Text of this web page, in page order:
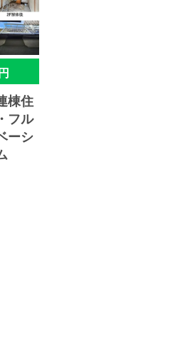
棟住
フル
ーシ